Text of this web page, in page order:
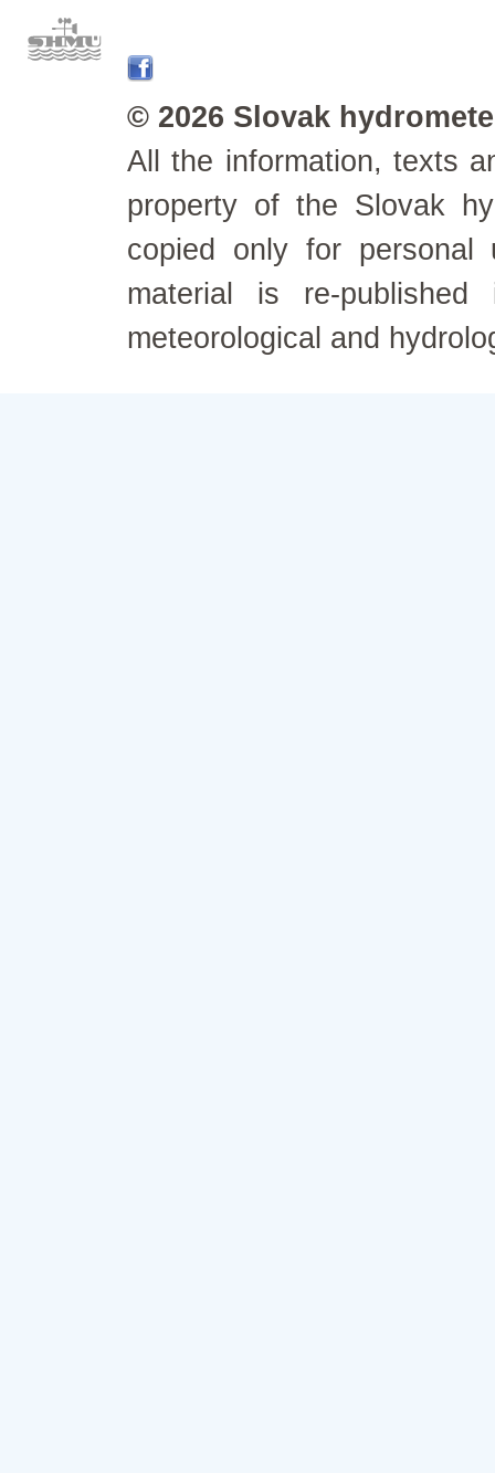
© 2026 Slovak
All the information, texts
property of the Slovak
copied only for personal
material is re-
meteorological and